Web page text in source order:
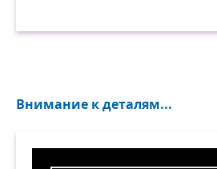
Внимание к деталям...